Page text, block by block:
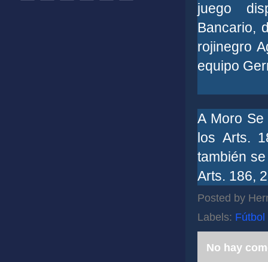
juego
Bancario,
rojinegro
equipo
A Moro
los Arts.
también
Arts. 186,
Posted by
Labels: Fútbol
No hay